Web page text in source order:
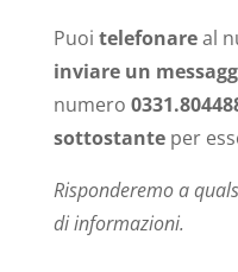
Puoi telefonareal
inviare un
numero
sottostanteper
Risponderemo a
di informazioni.